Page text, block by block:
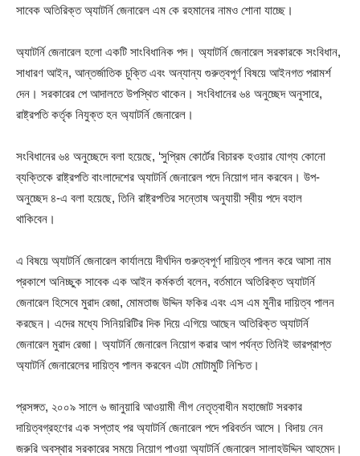
সাবেক অতিরিক্ত অ্যাটর্নি জেনারেল এম কে রহমানের নামও শোনা যাচ্ছে।
অ্যাটর্নি জেনারেল হলো একটি সাংবিধানিক পদ। অ্যাটর্নি জেনারেল সরকারকে সংবিধান,
সাধারণ আইন, আন্তর্জাতিক চুক্তি এবং অন্যান্য গুরুত্বপূর্ণ বিষয়ে আইনগত পরামর্শ
দেন। সরকারের পে আদালতে উপস্থিত থাকেন। সংবিধানের ৬৪ অনুচ্ছেদ অনুসারে,
রাষ্ট্রপতি কর্তৃক নিযুক্ত হন অ্যাটর্নি জেনারেল।
সংবিধানের ৬৪ অনুচ্ছেদে বলা হয়েছে, ‘সুপ্রিম কোর্টের বিচারক হওয়ার যোগ্য কোনো
ব্যক্তিকে রাষ্ট্রপতি বাংলাদেশের অ্যাটর্নি জেনারেল পদে নিয়োগ দান করবেন। উপ-
অনুচ্ছেদ ৪-এ বলা হয়েছে, তিনি রাষ্ট্রপতির সন্তোষ অনুযায়ী স্বীয় পদে বহাল
থাকিবেন।
এ বিষয়ে অ্যাটর্নি জেনারেল কার্যালয়ে দীর্ঘদিন গুরুত্বপূর্ণ দায়িত্ব পালন করে আসা নাম
প্রকাশে অনিচ্ছুক সাবেক এক আইন কর্মকর্তা বলেন, বর্তমানে অতিরিক্ত অ্যাটর্নি
জেনারেল হিসেবে মুরাদ রেজা, মোমতাজ উদ্দিন ফকির এবং এস এম মুনীর দায়িত্ব পালন
করছেন। এদের মধ্যে সিনিয়রিটির দিক দিয়ে এগিয়ে আছেন অতিরিক্ত অ্যাটর্নি
জেনারেল মুরাদ রেজা। অ্যাটর্নি জেনারেল নিয়োগ করার আগ পর্যন্ত তিনিই ভারপ্রাপ্ত
অ্যাটর্নি জেনারেলের দায়িত্ব পালন করবেন এটা মোটামুটি নিশ্চিত।
প্রসঙ্গত, ২০০৯ সালে ৬ জানুয়ারি আওয়ামী লীগ নেতৃত্বাধীন মহাজোট সরকার
দায়িত্বগ্রহণের এক সপ্তাহ পর অ্যাটর্নি জেনারেল পদে পরিবর্তন আসে। বিদায় নেন
জরুরি অবস্থার সরকারের সময়ে নিয়োগ পাওয়া অ্যাটর্নি জেনারেল সালাহউদ্দিন আহমেদ।